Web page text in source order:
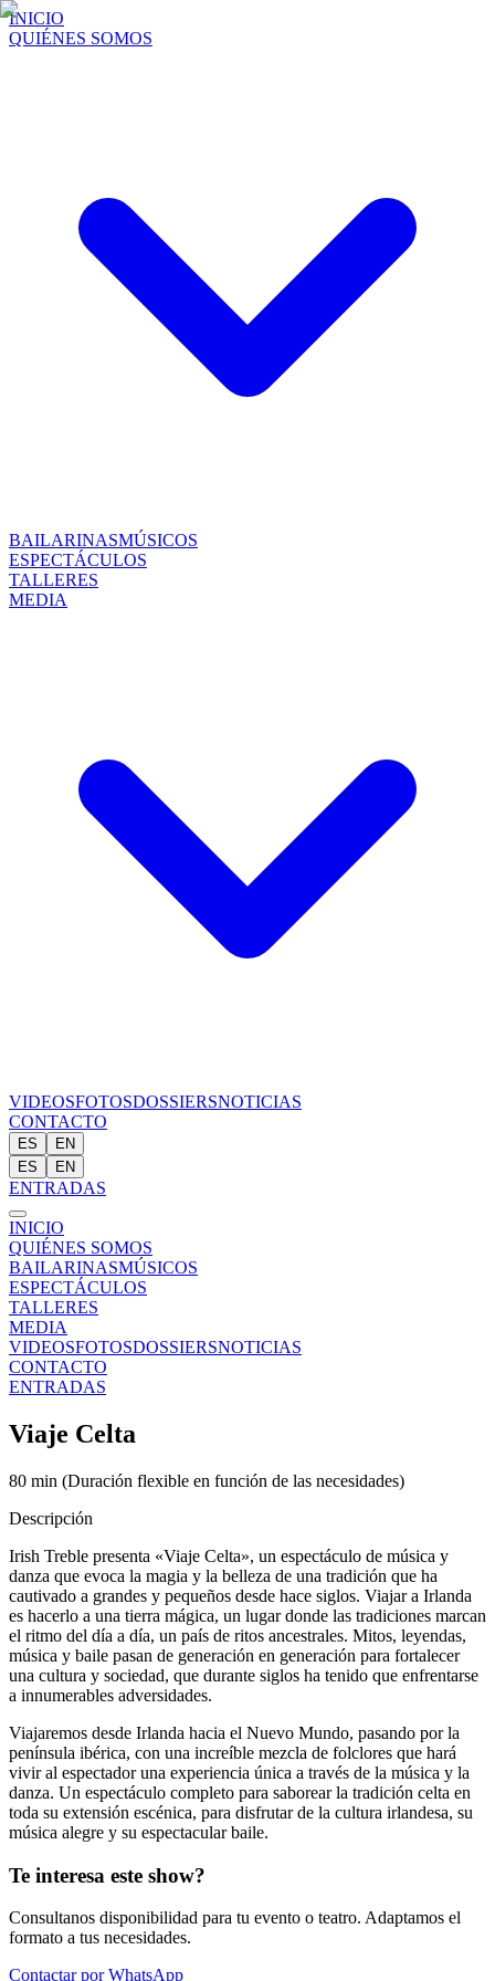
INICIO
QUIÉNES SOMOS
BAILARINASMÚSICOS
ESPECTÁCULOS
TALLERES
MEDIA
VIDEOSFOTOSDOSSIERSNOTICIAS
CONTACTO
ES
EN
ES
EN
ENTRADAS
INICIO
QUIÉNES SOMOS
BAILARINASMÚSICOS
ESPECTÁCULOS
TALLERES
MEDIA
VIDEOSFOTOSDOSSIERSNOTICIAS
CONTACTO
ENTRADAS
Viaje Celta
80 min (Duración flexible en función de las necesidades)
Descripción
Irish Treble presenta «Viaje Celta», un espectáculo de música y
danza que evoca la magia y la belleza de una tradición que ha
cautivado a grandes y pequeños desde hace siglos. Viajar a Irlanda
es hacerlo a una tierra mágica, un lugar donde las tradiciones marcan
el ritmo del día a día, un país de ritos ancestrales. Mitos, leyendas,
música y baile pasan de generación en generación para fortalecer
una cultura y sociedad, que durante siglos ha tenido que enfrentarse
a innumerables adversidades.
Viajaremos desde Irlanda hacia el Nuevo Mundo, pasando por la
península ibérica, con una increíble mezcla de folclores que hará
vivir al espectador una experiencia única a través de la música y la
danza. Un espectáculo completo para saborear la tradición celta en
toda su extensión escénica, para disfrutar de la cultura irlandesa, su
música alegre y su espectacular baile.
Te interesa este show?
Consultanos disponibilidad para tu evento o teatro. Adaptamos el
formato a tus necesidades.
Contactar por WhatsApp